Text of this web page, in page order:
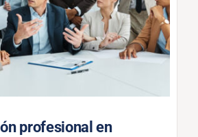
profesional en